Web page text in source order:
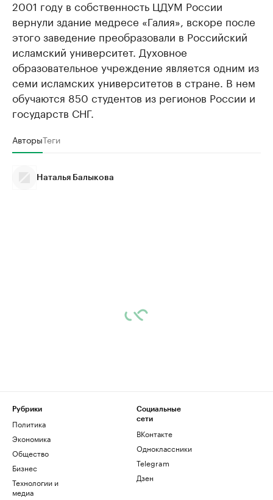
2001 году в собственность ЦДУМ России
вернули здание медресе «Галия», вскоре после
этого заведение преобразовали в Российский
исламский университет. Духовное
образовательное учреждение является одним из
семи исламских университетов в стране. В нем
обучаются 850 студентов из регионов России и
государств СНГ.
АвторыТеги
Наталья Балыкова
Рубрики
Политика
Экономика
Общество
Бизнес
Технологии и
медиа
Социальные
сети
ВКонтакте
Одноклассники
Telegram
Дзен